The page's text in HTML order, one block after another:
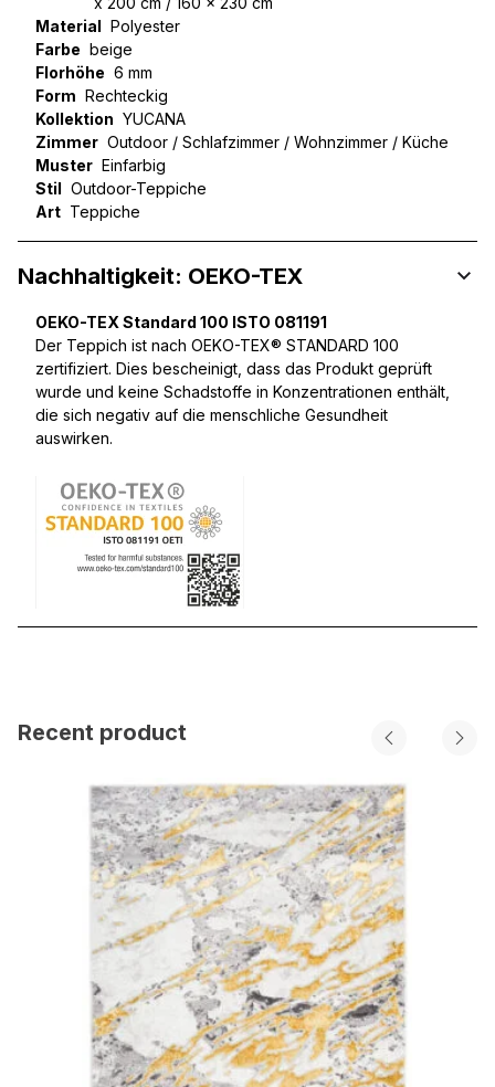
Material Polyester
Farbe beige
Florhöhe 6 mm
Form Rechteckig
Kollektion YUCANA
Zimmer Outdoor / Schlafzimmer / Wohnzimmer / Küche
Muster Einfarbig
Stil Outdoor-Teppiche
Art Teppiche
Nachhaltigkeit: OEKO-TEX
OEKO-TEX Standard 100 ISTO 081191
Der Teppich ist nach OEKO-TEX® STANDARD 100
zertifiziert. Dies bescheinigt, dass das Produkt geprüft
wurde und keine Schadstoffe in Konzentrationen enthält,
die sich negativ auf die menschliche Gesundheit
auswirken.
Recent product